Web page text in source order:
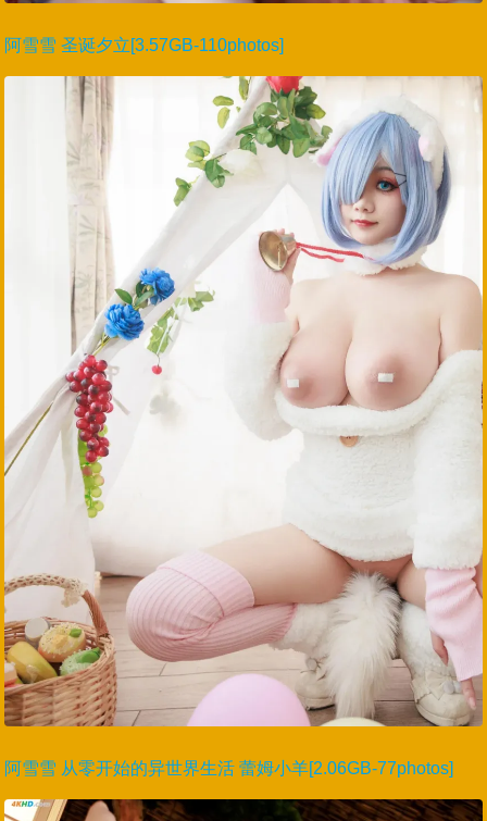
阿雪雪 圣诞夕立[3.57GB-110photos]
阿雪雪 从零开始的异世界生活 蕾姆小羊[2.06GB-77photos]